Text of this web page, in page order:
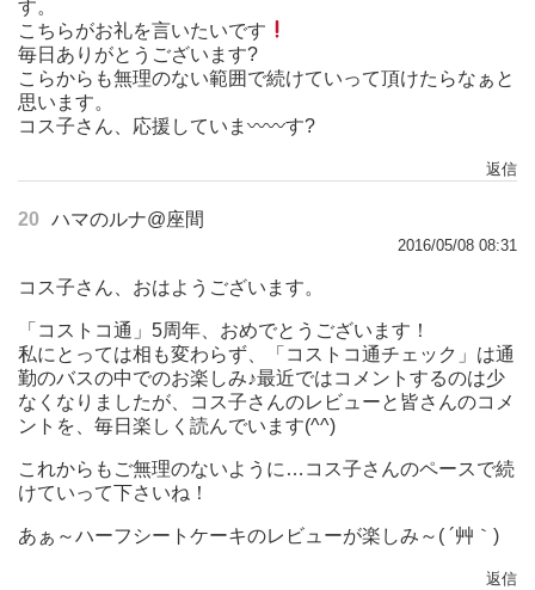
す。
こちらがお礼を言いたいです
毎日ありがとうございます?
こらからも無理のない範囲で続けていって頂けたらなぁと
思います。
コス子さん、応援していま〰〰す?
返信
20 ハマのルナ@座間
2016/05/08 08:31
コス子さん、おはようございます。
「コストコ通」5周年、おめでとうございます！
私にとっては相も変わらず、「コストコ通チェック」は通
勤のバスの中でのお楽しみ♪最近ではコメントするのは少
なくなりましたが、コス子さんのレビューと皆さんのコメ
ントを、毎日楽しく読んでいます(^^)
これからもご無理のないように…コス子さんのペースで続
けていって下さいね！
あぁ～ハーフシートケーキのレビューが楽しみ～( ´艸｀)
返信